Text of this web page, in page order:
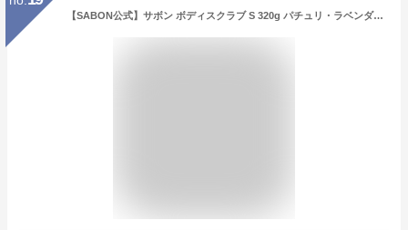
【SABON公式】サボン ボディスクラブ S 320g パチュリ・ラベンダー・バニラ デリケート・ジャスミン シトラス・ブロッサム ラベンダー・アップル ムスク グリーン・ローズ ジンジャー・オレンジ ホワイトティー ローズティー TOKYO オリーブ・ブリス